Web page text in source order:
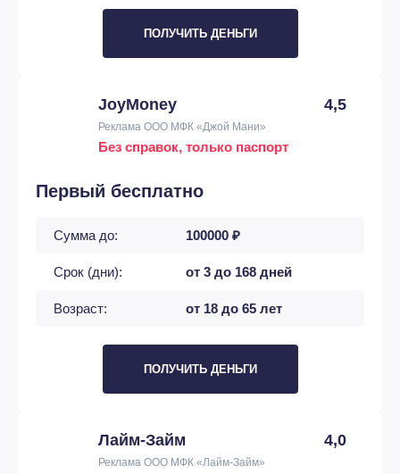
ПОЛУЧИТЬ ДЕНЬГИ
JoyMoney 4,5
Реклама ООО МФК «Джой Мани»
Без справок, только паспорт
Первый бесплатно
Сумма до: 100000 ₽
Срок (дни): от 3 до 168 дней
Возраст: от 18 до 65 лет
ПОЛУЧИТЬ ДЕНЬГИ
Лайм-Займ 4,0
Реклама ООО МФК «Лайм-Займ»